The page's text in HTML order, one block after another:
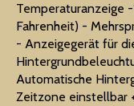
Temperaturanzeige
Fahrenheit) -
- Anzeigegerät für
Automatische
Zeitzone einstellbar